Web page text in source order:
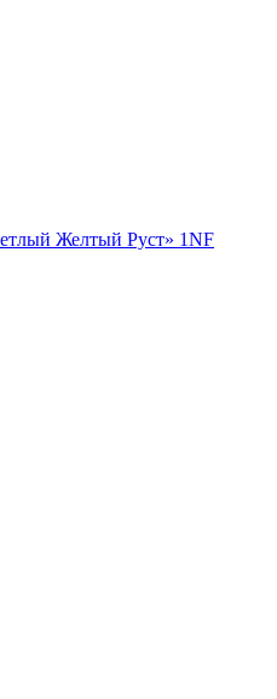
Желтый Руст» 1NF